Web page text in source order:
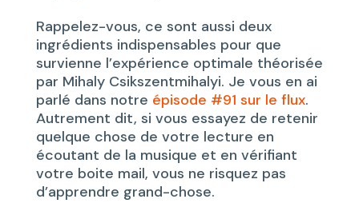
Rappelez-vous, ce sont aussi deux
ingrédients indispensables pour que
survienne l’expérience optimale théorisée
par Mihaly Csikszentmihalyi. Je vous en ai
parlé dans notre épisode #91 sur le flux.
Autrement dit, si vous essayez de retenir
quelque chose de votre lecture en
écoutant de la musique et en vérifiant
votre boite mail, vous ne risquez pas
d’apprendre grand-chose.